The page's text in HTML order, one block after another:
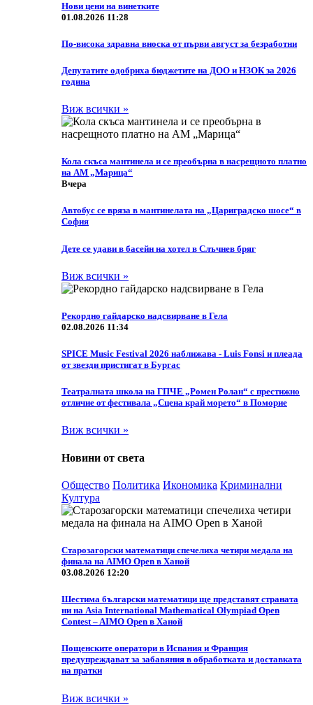
Нови цени на винетките
01.08.2026 11:28
По-висока здравна вноска от първи август за безработни
Депутатите одобриха бюджетите на ДОО и НЗОК за 2026
година
Виж всички »
Кола скъса мантинела и се преобърна в насрещното платно
на АМ „Марица“
Вчера
Автобус се вряза в мантинелата на „Цариградско шосе“ в
София
Дете се удави в басейн на хотел в Слъчнев бряг
Виж всички »
Рекордно гайдарско надсвирване в Гела
02.08.2026 11:34
SPICE Music Festival 2026 наближава - Luis Fonsi и плеада
от звезди пристигат в Бургас
Театралната школа на ГПЧЕ „Ромен Ролан“ с престижно
отличие от фестивала „Сцена край морето“ в Поморие
Виж всички »
Новини от света
Общество Политика Икономика Криминални
Култура
Старозагорски математици спечелиха четири медала на
финала на AIMO Open в Ханой
03.08.2026 12:20
Шестима български математици ще представят страната
ни на Asia International Mathematical Olympiad Open
Contest – AIMO Open в Ханой
Пощенските оператори в Испания и Франция
предупреждават за забавяния в обработката и доставката
на пратки
Виж всички »